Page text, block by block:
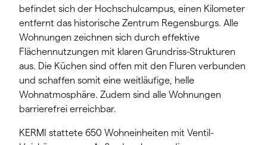
befindet sich der Hochschulcampus, einen Kilometer
entfernt das historische Zentrum Regensburgs. Alle
Wohnungen zeichnen sich durch effektive
Flächennutzungen mit klaren Grundriss-Strukturen
aus. Die Küchen sind offen mit den Fluren verbunden
und schaffen somit eine weitläufige, helle
Wohnatmosphäre. Zudem sind alle Wohnungen
barrierefrei erreichbar.
KERMI stattete 650 Wohneinheiten mit Ventil-